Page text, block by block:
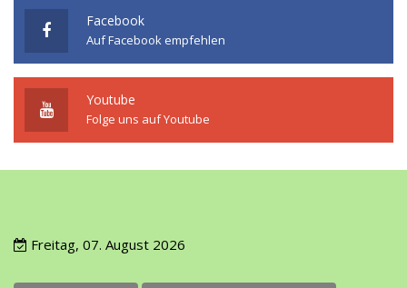
Facebook
Auf Facebook empfehlen
Youtube
Folge uns auf Youtube
Freitag, 07. August 2026